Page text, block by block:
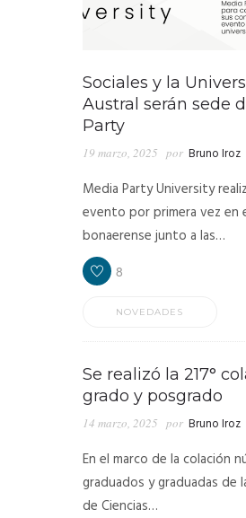
Sociales y la
Austral serán sede
Party
19 marzo, 2025 por Bruno Iroz
Media Party University
evento por primera vez en
bonaerense junto a las…
8
NOVEDADES
Se realizó la 217°
grado y posgrado
14 marzo, 2025 por Bruno Iroz
En el marco de la colación
graduados y graduadas de
de Ciencias…